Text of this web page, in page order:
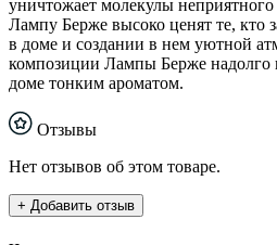
уничтожает молекулы
Лампу Берже высоко ценят те, кто
в доме и создании в нем уютной
композиции Лампы Берже надолго
доме тонким ароматом.
Отзывы
Нет отзывов об этом товаре.
+ Добавить отзыв